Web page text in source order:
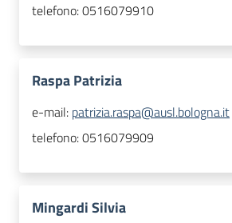
telefono:0516079910
Raspa Patrizia
e-mail: patrizia.raspa@ausl.bologna.it
telefono:0516079909
Mingardi Silvia